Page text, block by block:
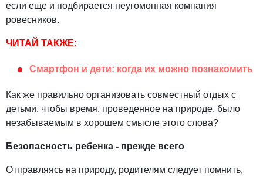
если еще и подбирается неугомонная компания
ровесников.
ЧИТАЙ ТАКЖЕ:
Смартфон и дети: когда их можно познакомить
Как же правильно организовать совместный отдых с
детьми, чтобы время, проведенное на природе, было
незабываемым в хорошем смысле этого слова?
Безопасность ребенка - прежде всего
Отправляясь на природу, родителям следует помнить,